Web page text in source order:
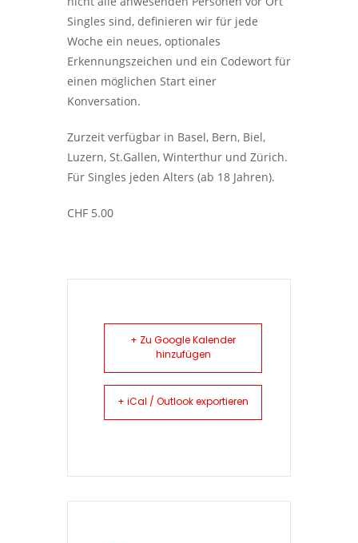
Singles sind, definieren wir für jede
Woche ein neues, optionales
Erkennungszeichen und ein Codewort für
einen möglichen Start einer
Konversation.
Zurzeit verfügbar in Basel, Bern, Biel,
Luzern, St.Gallen, Winterthur und Zürich.
Für Singles jeden Alters (ab 18 Jahren).
CHF 5.00
+ Zu Google Kalender
hinzufügen
+ iCal / Outlook exportieren